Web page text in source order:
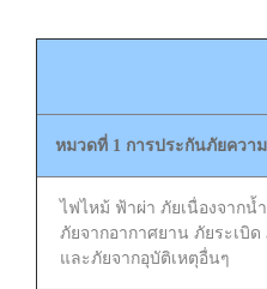
หมวดที่ 1 การประกันภัยควา
ไฟไหม้ ฟ้าผ่า ภัยเนื่องจากน้
ภัยจากอากาศยาน ภัยระเบิ
และภัยจากอุบัติเหตุอื่นๆ